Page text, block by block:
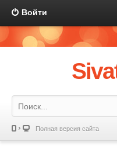
Войти
Полная версия сайта